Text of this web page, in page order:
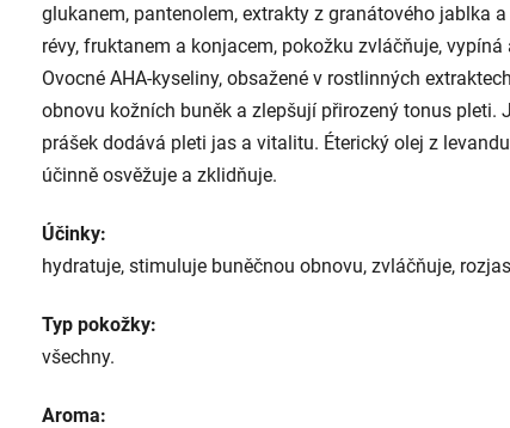
glukanem, pantenolem, extrakty z granátového jablka
révy, fruktanem a konjacem, pokožku zvláčňuje, vypíná
Ovocné AHA-kyseliny, obsažené v rostlinných
obnovu kožních buněk a zlepšují přirozený tonus pleti.
prášek dodává pleti jas a vitalitu. Éterický olej z
účinně osvěžuje a zklidňuje.
Účinky:
hydratuje, stimuluje buněčnou obnovu, zvláčňuje,
Typ pokožky:
všechny.
Aroma: